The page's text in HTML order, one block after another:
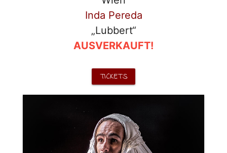
Inda Pereda
„Lubbert“
AUSVERKAUFT!
TICKETS